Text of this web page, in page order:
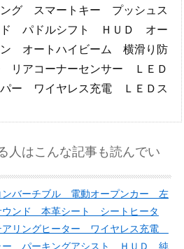
グ スマートキー プッシュス
ド パドルシフト ＨＵＤ オー
オートハイビーム 横滑り防
リアコーナーセンサー ＬＥＤ
ー ワイヤレス充電 ＬＥＤス
人はこんな記事も読んでい
バーチブル 電動オープンカー 左
ンド 本革シート シートヒータ
リングヒーター ワイヤレス充電
ー パーキングアシスト ＨＵＤ 純